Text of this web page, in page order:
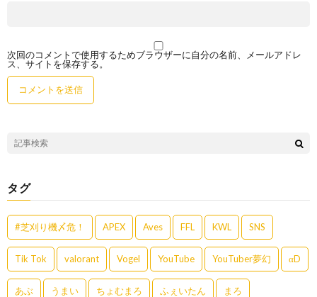
次回のコメントで使用するためブラウザーに自分の名前、メールアドレ
ス、サイトを保存する。
タグ
#芝刈り機〆危！ APEX Aves FFL KWL SNS
Tik Tok valorant Vogel YouTube YouTuber夢幻 αD
あぶ うまい ちょむまろ ふぇいたん まろ